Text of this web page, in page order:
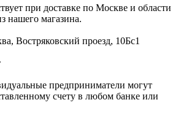
при доставке по Москве и области
нашего магазина.
Востряковский проезд, 10Бс1
предприниматели могут
счету в любом банке или